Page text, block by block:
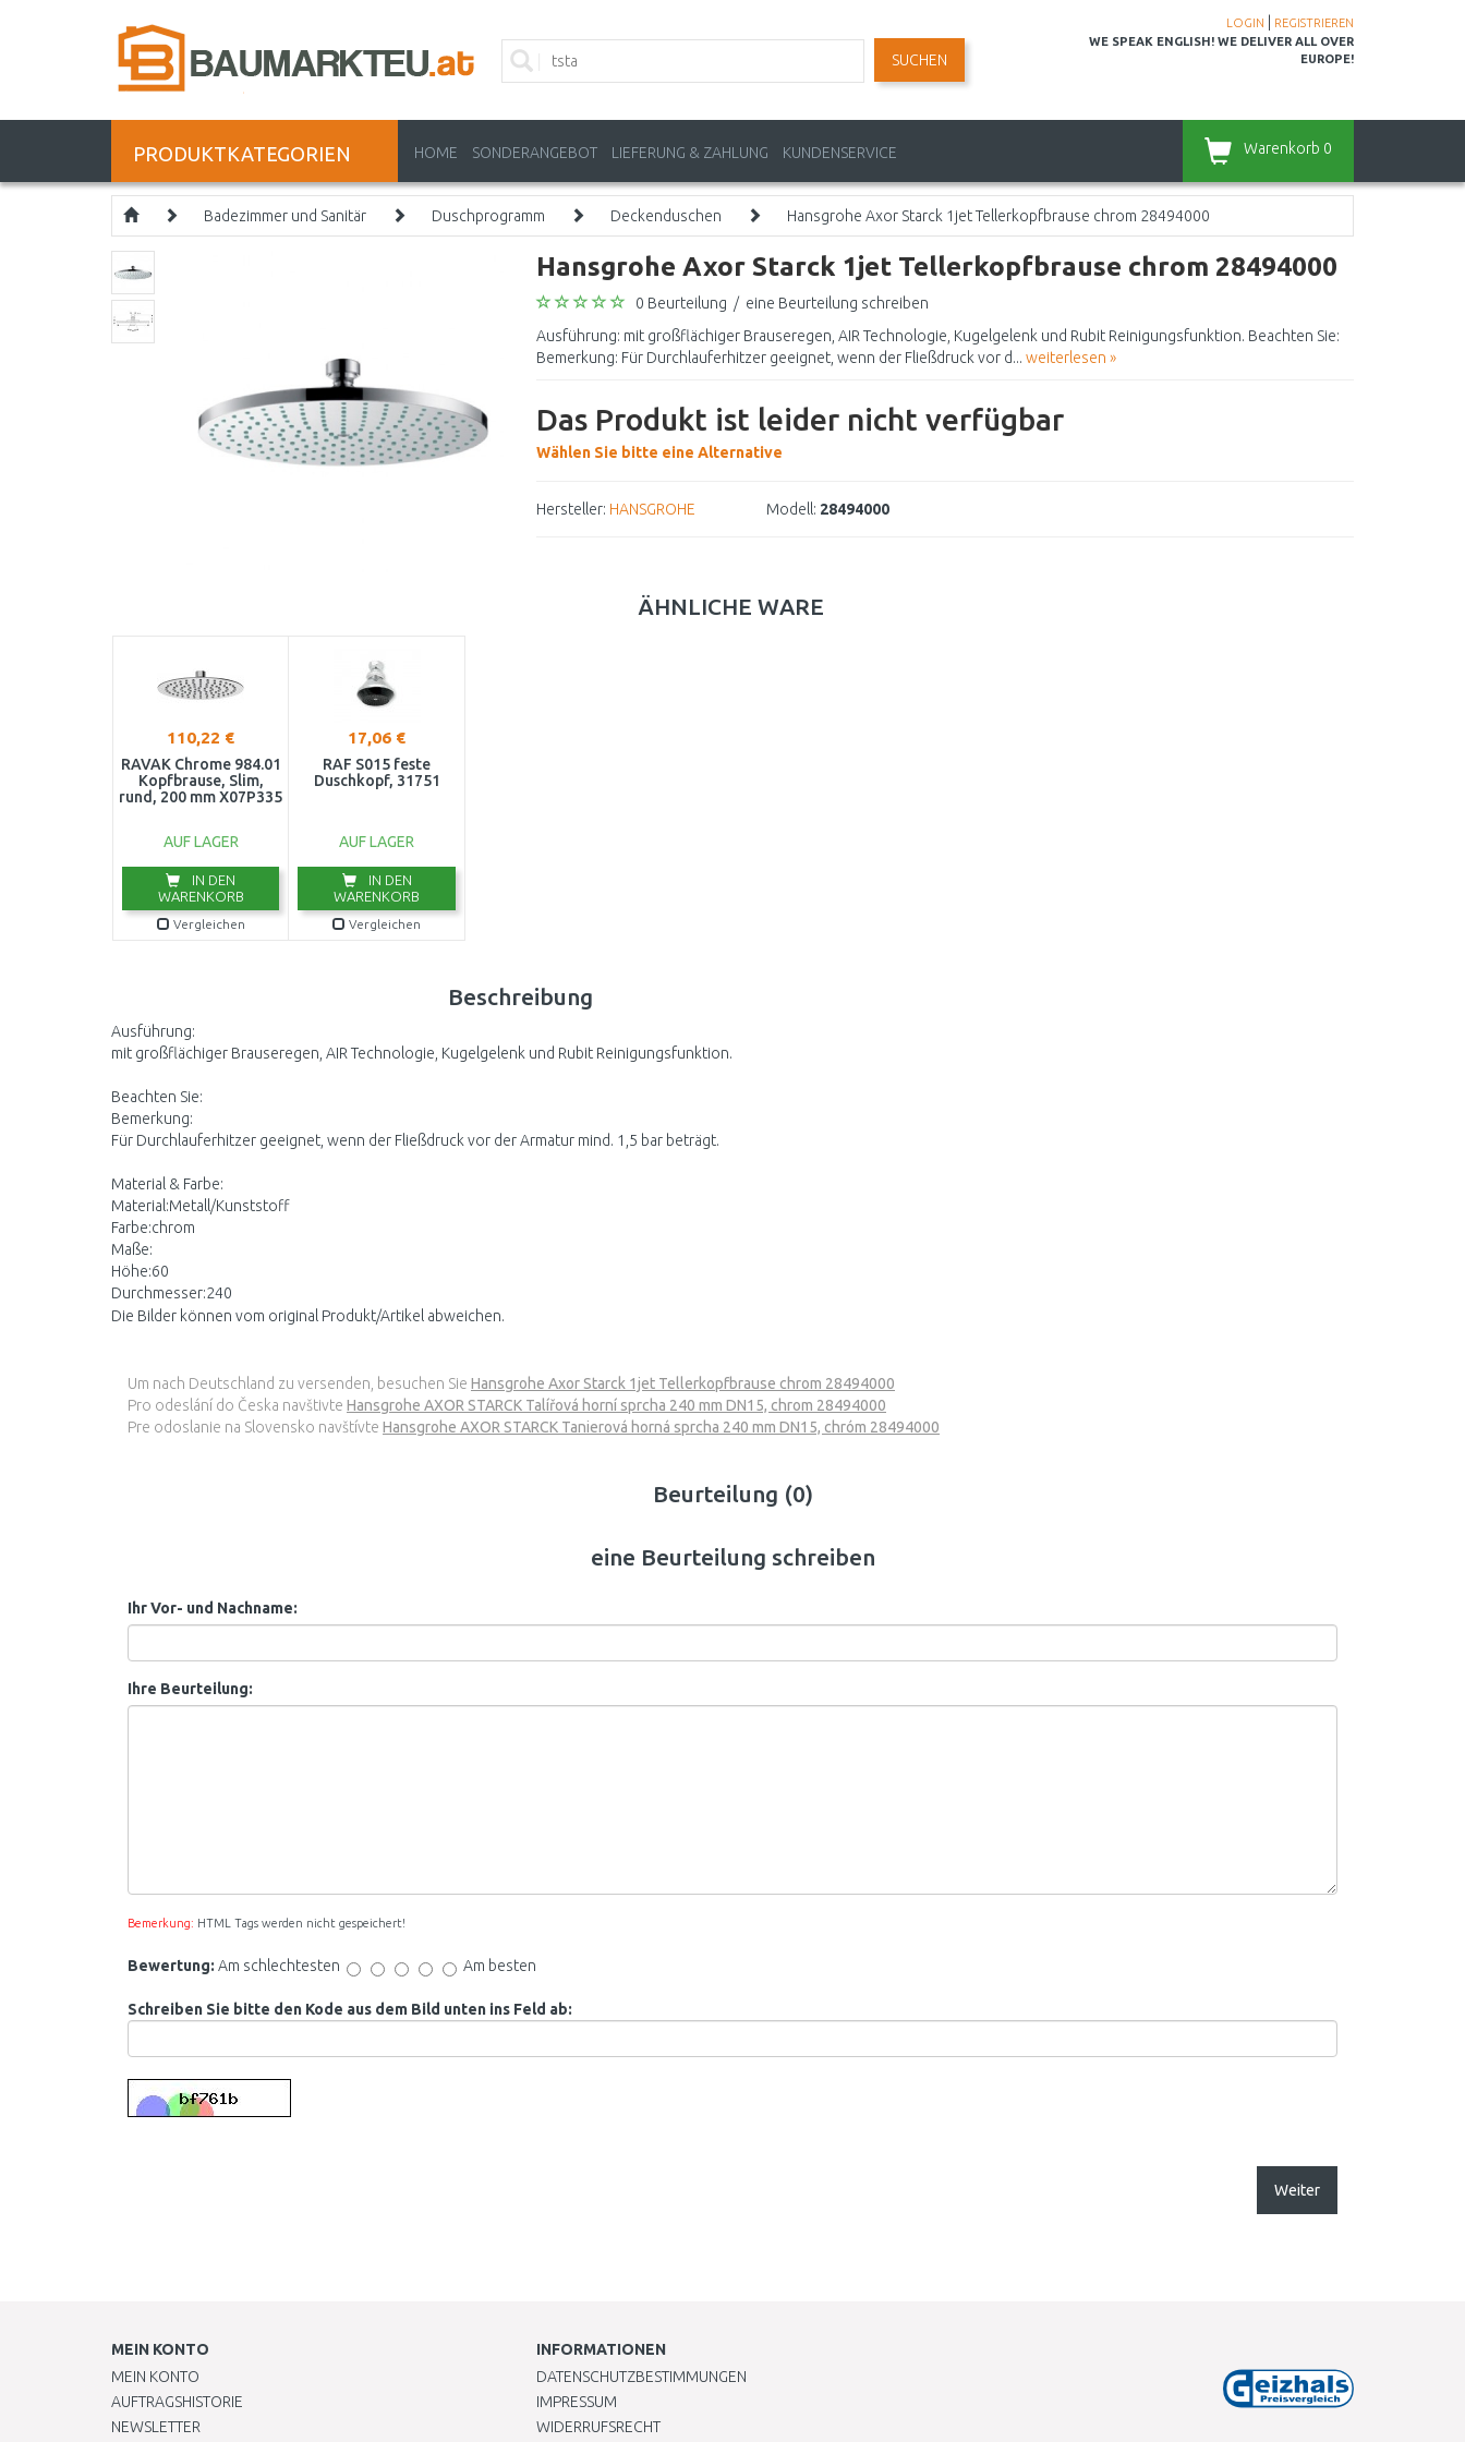
LOGIN
REGISTRIEREN
WE SPEAK ENGLISH! WE DELIVER ALL OVER
EUROPE!
SUCHEN
PRODUKTKATEGORIEN HOME SONDERANGEBOT LIEFERUNG & ZAHLUNG KUNDENSERVICE Warenkorb 0
Badezimmer und Sanitär Duschprogramm Deckenduschen Hansgrohe Axor Starck 1jet Tellerkopfbrause chrom 28494000
Hansgrohe Axor Starck 1jet Tellerkopfbrause chrom 28494000
0 Beurteilung / eine Beurteilung schreiben
Ausführung: mit großflächiger Brauseregen, AIR Technologie, Kugelgelenk und Rubit Reinigungsfunktion. Beachten Sie:
Bemerkung: Für Durchlauferhitzer geeignet, wenn der Fließdruck vor d... weiterlesen »
Das Produkt ist leider nicht verfügbar
Wählen Sie bitte eine Alternative
Hersteller: HANSGROHE Modell: 28494000
ÄHNLICHE WARE
110,22 €
RAVAK Chrome 984.01
Kopfbrause, Slim,
rund, 200 mm X07P335
AUF LAGER
IN DEN
WARENKORB
Vergleichen
17,06 €
RAF S015 feste
Duschkopf, 31751
AUF LAGER
IN DEN
WARENKORB
Vergleichen
Beschreibung
Ausführung:
mit großflächiger Brauseregen, AIR Technologie, Kugelgelenk und Rubit Reinigungsfunktion.
Beachten Sie:
Bemerkung:
Für Durchlauferhitzer geeignet, wenn der Fließdruck vor der Armatur mind. 1,5 bar beträgt.
Material & Farbe:
Material:Metall/Kunststoff
Farbe:chrom
Maße:
Höhe:60
Durchmesser:240
Die Bilder können vom original Produkt/Artikel abweichen.
Um nach Deutschland zu versenden, besuchen Sie Hansgrohe Axor Starck 1jet Tellerkopfbrause chrom 28494000
Pro odeslání do Česka navštivte Hansgrohe AXOR STARCK Talířová horní sprcha 240 mm DN15, chrom 28494000
Pre odoslanie na Slovensko navštívte Hansgrohe AXOR STARCK Tanierová horná sprcha 240 mm DN15, chróm 28494000
Beurteilung (0)
eine Beurteilung schreiben
Ihr Vor- und Nachname:
Ihre Beurteilung:
Bemerkung: HTML Tags werden nicht gespeichert!
Bewertung: Am schlechtesten Am besten
Schreiben Sie bitte den Kode aus dem Bild unten ins Feld ab:
Weiter
MEIN KONTO
MEIN KONTO
AUFTRAGSHISTORIE
NEWSLETTER
INFORMATIONEN
DATENSCHUTZBESTIMMUNGEN
IMPRESSUM
WIDERRUFSRECHT